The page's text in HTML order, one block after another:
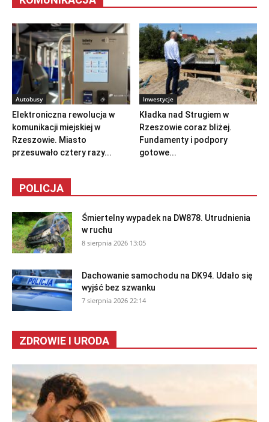
Autobusy
Elektroniczna rewolucja w
komunikacji miejskiej w
Rzeszowie. Miasto
przesuwało cztery razy...
Inwestycje
Kładka nad Strugiem w
Rzeszowie coraz bliżej.
Fundamenty i podpory
gotowe...
POLICJA
Śmiertelny wypadek na DW878. Utrudnienia
w ruchu
8 sierpnia 2026 13:05
Dachowanie samochodu na DK94. Udało się
wyjść bez szwanku
7 sierpnia 2026 22:14
ZDROWIE I URODA